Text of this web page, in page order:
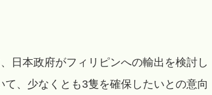
日本政府がフィリピンへの輸出を検討し
、少なくとも3隻を確保したいとの意向